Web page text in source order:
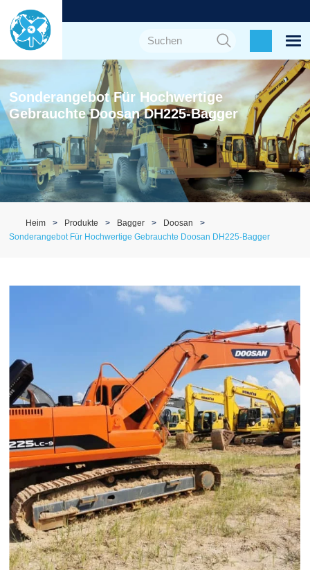
Sonderangebot Für Hochwertige
Gebrauchte Doosan DH225-Bagger
Heim Produkte Bagger
Doosan
Sonderangebot Für Hochwertige Gebrauchte Doosan DH225-Bagger